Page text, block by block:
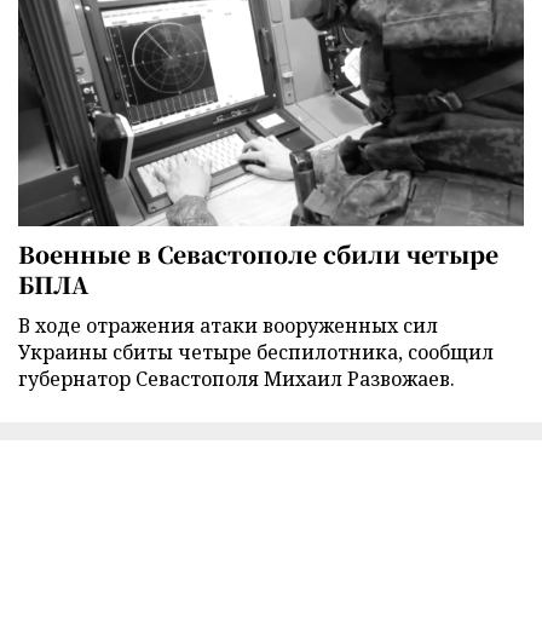
Военные в Севастополе сбили четыре
БПЛА
В ходе отражения атаки вооруженных сил
Украины сбиты четыре беспилотника, сообщил
губернатор Севастополя Михаил Развожаев.